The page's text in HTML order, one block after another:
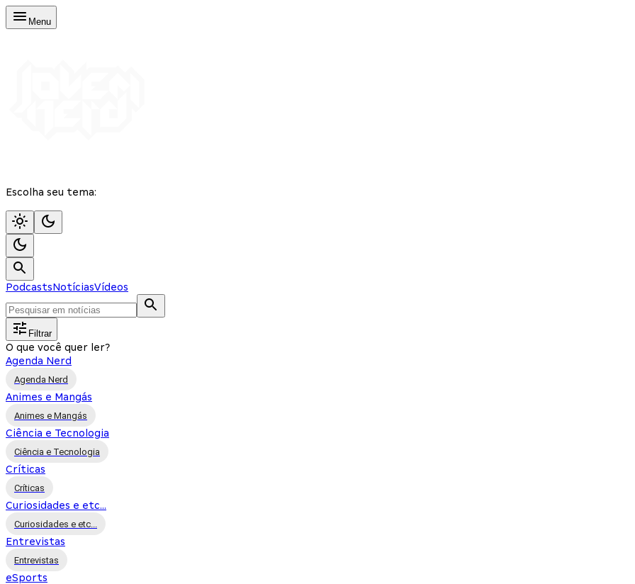
Menu
Escolha seu tema:
PodcastsNotíciasVídeos
Filtrar
O que você quer ler?
Agenda Nerd
Agenda Nerd
Animes e Mangás
Animes e Mangás
Ciência e Tecnologia
Ciência e Tecnologia
Críticas
Críticas
Curiosidades e etc...
Curiosidades e etc...
Entrevistas
Entrevistas
eSports